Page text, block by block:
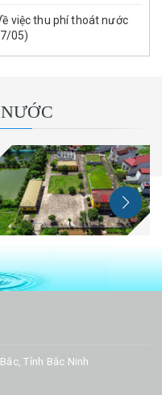
việc thu phí thoát nước
05)
Tỉnh Bắc Ninh